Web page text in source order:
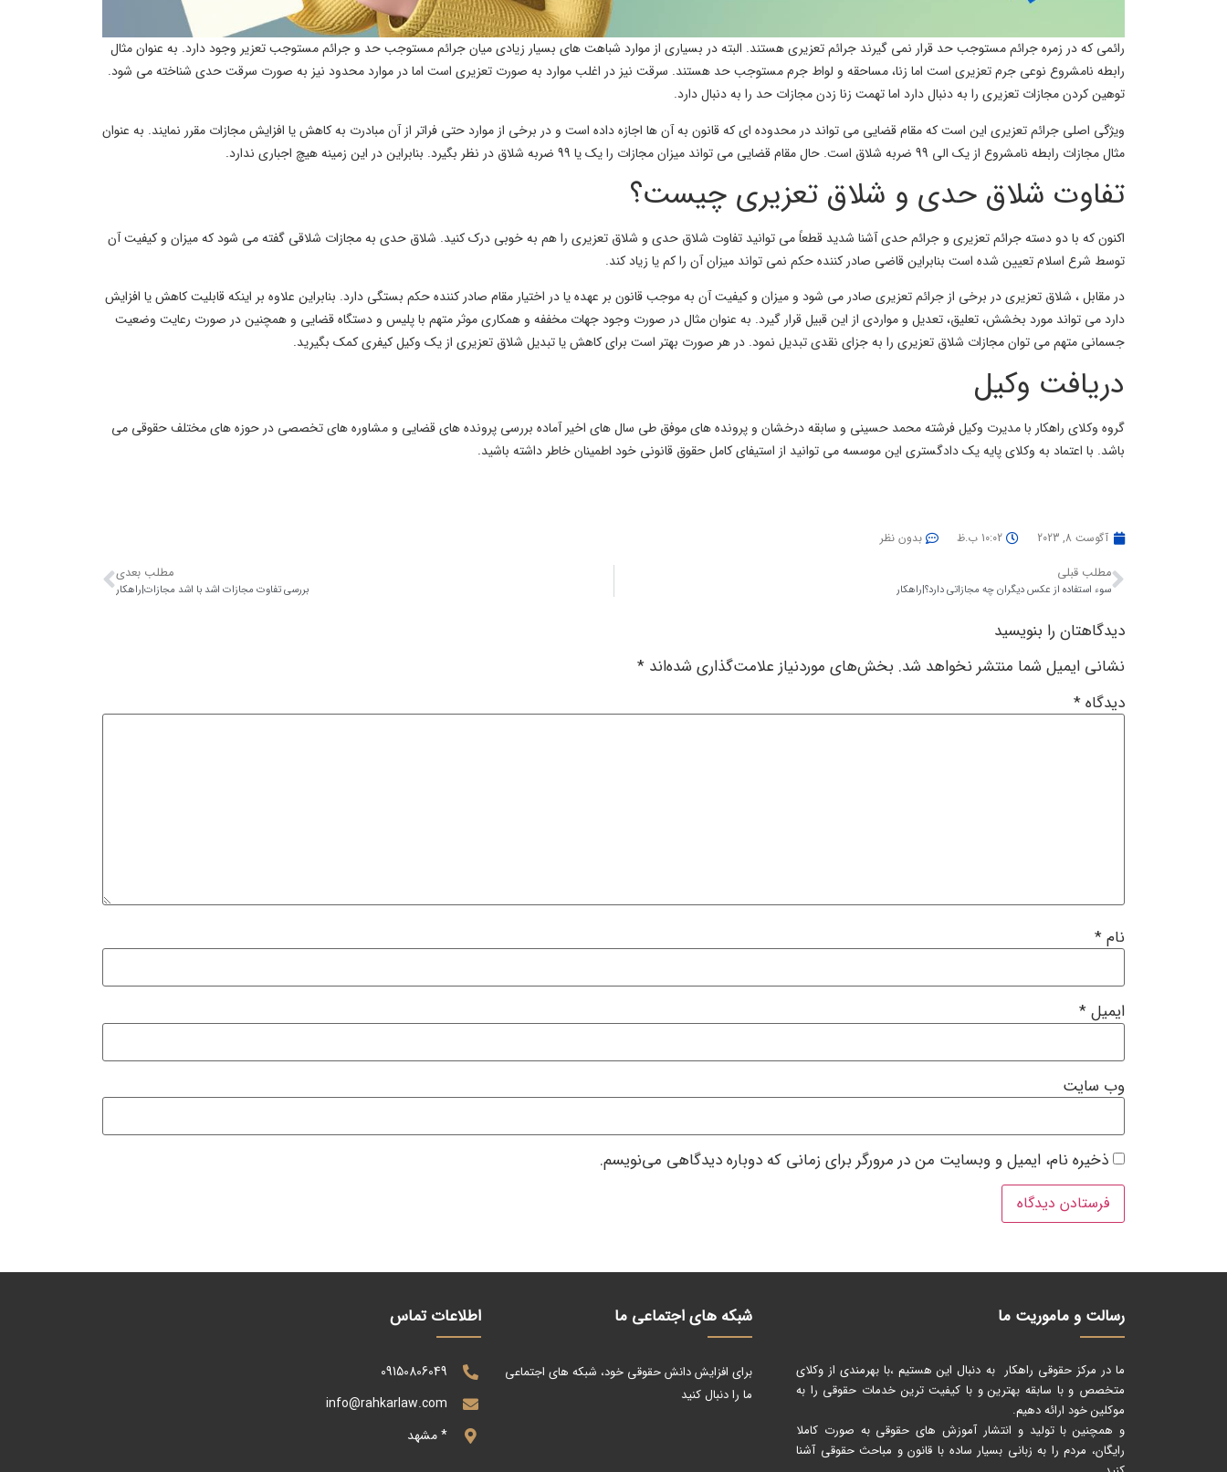
رائمی که در زمره جرائم مستوجب حد قرار نمی گیرند جرائم تعزیری هستند. البته در بسیاری از موارد شباهت های بسیار زیادی میان جرائم مستوجب حد و جرائم مستوجب تعزیر وجود دارد. به عنوان مثال
رابطه نامشروع نوعی جرم تعزیری است اما زنا، مساحقه و لواط جرم مستوجب حد هستند. سرقت نیز در اغلب موارد به صورت تعزیری است اما در موارد محدود نیز به صورت سرقت حدی شناخته می شود.
توهین کردن مجازات تعزیری را به دنبال دارد اما تهمت زنا زدن مجازات حد را به دنبال دارد.
ویژگی اصلی جرائم تعزیری این است که مقام قضایی می تواند در محدوده ای که قانون به آن ها اجازه داده است و در برخی از موارد حتی فراتر از آن مبادرت به کاهش یا افزایش مجازات مقرر نمایند. به عنوان
مثال مجازات رابطه نامشروع از یک الی 99 ضربه شلاق است. حال مقام قضایی می تواند میزان مجازات را یک یا 99 ضربه شلاق در نظر بگیرد. بنابراین در این زمینه هیچ اجباری ندارد.
تفاوت شلاق حدی و شلاق تعزیری چیست؟
اکنون که با دو دسته جرائم تعزیری و جرائم حدی آشنا شدید قطعاً می توانید تفاوت شلاق حدی و شلاق تعزیری را هم به خوبی درک کنید. شلاق حدی به مجازات شلاقی گفته می شود که میزان و کیفیت آن
توسط شرع اسلام تعیین شده است بنابراین قاضی صادر کننده حکم نمی تواند میزان آن را کم یا زیاد کند.
در مقابل ، شلاق تعزیری در برخی از جرائم تعزیری صادر می شود و میزان و کیفیت آن به موجب قانون بر عهده یا در اختیار مقام صادر کننده حکم بستگی دارد. بنابراین علاوه بر اینکه قابلیت کاهش یا افزایش
دارد می تواند مورد بخشش، تعلیق، تعدیل و مواردی از این قبیل قرار گیرد. به عنوان مثال در صورت وجود جهات مخففه و همکاری موثر متهم با پلیس و دستگاه قضایی و همچنین در صورت رعایت وضعیت
جسمانی متهم می توان مجازات شلاق تعزیری را به جزای نقدی تبدیل نمود. در هر صورت بهتر است برای کاهش یا تبدیل شلاق تعزیری از یک وکیل کیفری کمک بگیرید.
دریافت وکیل
گروه وکلای راهکار با مدیرت وکیل فرشته محمد حسینی و سابقه درخشان و پرونده های موفق طی سال های اخیر آماده بررسی پرونده های قضایی و مشاوره های تخصصی در حوزه های مختلف حقوقی می
باشد. با اعتماد به وکلای پایه یک دادگستری این موسسه می توانید از استیفای کامل حقوق قانونی خود اطمینان خاطر داشته باشید.
آگوست 8, 2023 10:02 ب.ظ بدون نظر
مطلب قبلی
سوء استفاده از عکس دیگران چه مجازاتی دارد؟|راهکار
مطلب بعدی
بررسی تفاوت مجازات اشد با اشد مجازات|راهکار
دیدگاهتان را بنویسید
نشانی ایمیل شما منتشر نخواهد شد. بخش‌های موردنیاز علامت‌گذاری شده‌اند *
دیدگاه*
نام*
ایمیل*
وب‌ سایت
ذخیره نام، ایمیل و وبسایت من در مرورگر برای زمانی که دوباره دیدگاهی می‌نویسم.
رسالت و ماموریت ما
ما در مرکز حقوقی راهکار به دنبال این هستیم ،با بهرمندی از وکلای
متخصص و با سابقه بهترین و با کیفیت ترین خدمات حقوقی را به
موکلین خود ارائه دهیم.
و همچنین با تولید و انتشار آموزش های حقوقی به صورت کاملا
رایگان، مردم را به زبانی بسیار ساده با قانون و مباحث حقوقی آشنا
شبکه های اجتماعی ما
برای افزایش دانش حقوقی خود، شبکه های اجتماعی
ما را دنبال کنید
اطلاعات تماس
09150806049
info@rahkarlaw.com
* مشهد